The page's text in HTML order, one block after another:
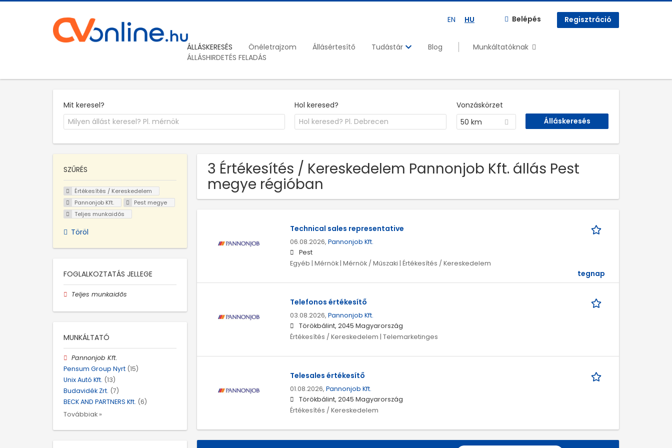
EN HU Belépés Regisztráció
ÁLLÁSKERESÉS Önéletrajzom Állásértesítő Tudástár Blog
Munkáltatóknak
ÁLLÁSHIRDETÉS FELADÁS
Mit keresel? Hol keresed?
Vonzáskörzet
50 km
3 Értékesítés / Kereskedelem Pannonjob Kft. állás Pest
megye régióban
Technical sales representative
06.08.2026, Pannonjob Kft.
Pest
Egyéb | Mérnök | Mérnök / Műszaki | Értékesítés / Kereskedelem
tegnap
Telefonos értékesítő
03.08.2026, Pannonjob Kft.
Törökbálint, 2045 Magyarország
Értékesítés / Kereskedelem | Telemarketinges
Telesales értékesítő
01.08.2026, Pannonjob Kft.
Törökbálint, 2045 Magyarország
Értékesítés / Kereskedelem
SZŰRÉS
Értékesítés / Kereskedelem
Pannonjob Kft.
Pest megye
Teljes munkaidős
Töröl
FOGLALKOZTATÁS JELLEGE
Teljes munkaidős
MUNKÁLTATÓ
Pannonjob Kft.
Pensum Group Nyrt (15)
Unix Autó Kft. (13)
Budavidék Zrt. (7)
BECK AND PARTNERS Kft. (6)
Továbbiak »